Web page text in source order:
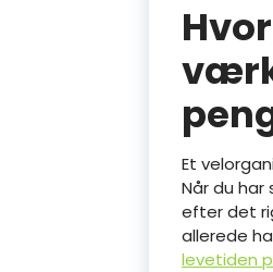
Et
Når du
efter det
allerede
levetiden